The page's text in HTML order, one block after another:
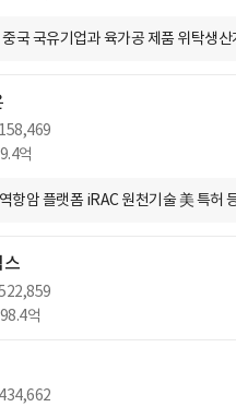
국 국유기업과 육가공 제품 위탁생산
9.4억
항암 플랫폼 iRAC 원천기술 美 특허
스
98.4억